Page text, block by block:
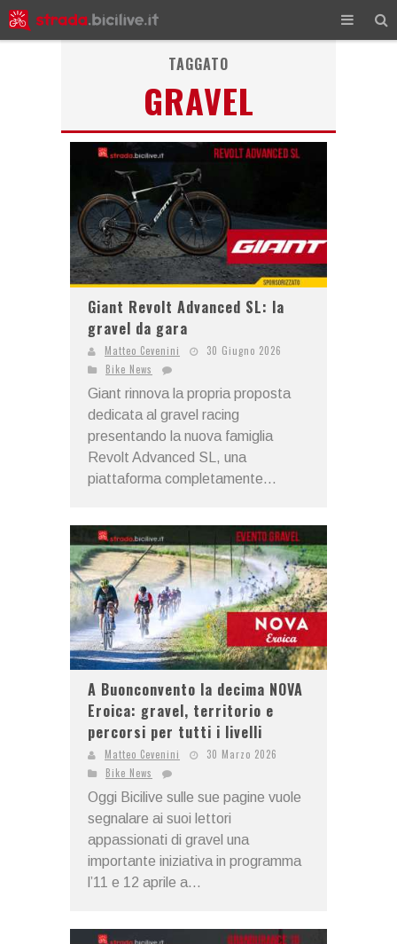
TAGGATO
GRAVEL
Giant Revolt Advanced SL: la
gravel da gara
Matteo Cevenini
30 Giugno 2026
Bike News
Giant rinnova la propria proposta
dedicata al gravel racing
presentando la nuova famiglia
Revolt Advanced SL, una
piattaforma completamente...
A Buonconvento la decima NOVA
Eroica: gravel, territorio e
percorsi per tutti i livelli
Matteo Cevenini
30 Marzo 2026
Bike News
Oggi Bicilive sulle sue pagine vuole
segnalare ai suoi lettori
appassionati di gravel una
importante iniziativa in programma
l’11 e 12 aprile a...